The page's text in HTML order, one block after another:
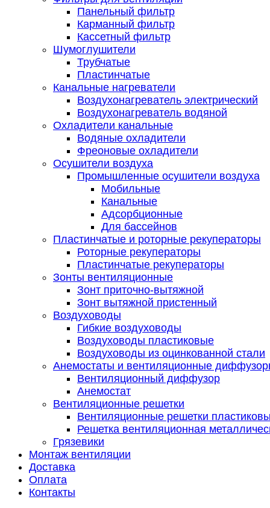
Панельный фильтр
Карманный фильтр
Кассетный фильтр
Шумоглушители
Трубчатые
Пластинчатые
Канальные нагреватели
Воздухонагреватель электрический
Воздухонагреватель водяной
Охладители канальные
Водяные охладители
Фреоновые охладители
Осушители воздуха
Промышленные осушители воздуха
Мобильные
Канальные
Адсорбционные
Для бассейнов
Пластинчатые и роторные рекуператоры
Роторные рекуператоры
Пластинчатые рекуператоры
Зонты вентиляционные
Зонт приточно-вытяжной
Зонт вытяжной пристенный
Воздуховоды
Гибкие воздуховоды
Воздуховоды пластиковые
Воздуховоды из оцинкованной стали
Анемостаты и вентиляционные
Вентиляционный диффузор
Анемостат
Вентиляционные решетки
Вентиляционные решетки
Решетка вентиляционная
Грязевики
Монтаж вентиляции
Доставка
Оплата
Контакты